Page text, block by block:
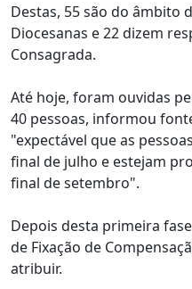
Destas, 55 são do âmbito
Diocesanas e 22 dizem
Consagrada.
Até hoje, foram ouvidas
40 pessoas, informou
"expectável que as
final de julho e estejam
final de setembro".
Depois desta primeira
de Fixação de
atribuir.